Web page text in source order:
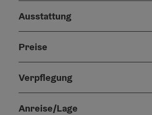
Ausstattung
Preise
Verpflegung
Anreise/Lage